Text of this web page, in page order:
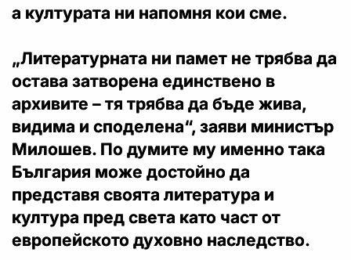
а културата ни напомня кои сме.
„Литературната ни памет не трябва да
остава затворена единствено в
архивите – тя трябва да бъде жива,
видима и споделена“, заяви министър
Милошев. По думите му именно така
България може достойно да
представя своята литература и
култура пред света като част от
европейското духовно наследство.